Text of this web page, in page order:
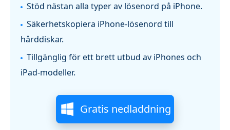
Stöd nästan alla typer av lösenord på iPhone.
Säkerhetskopiera iPhone-lösenord till
hårddiskar.
Tillgänglig för ett brett utbud av iPhones och
iPad-modeller.
Gratis nedladdning